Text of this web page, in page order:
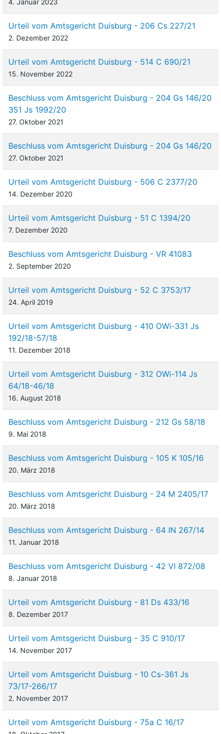
Urteil vom Amtsgericht Duisburg - 206 Cs 227/21
2. Dezember 2022
Urteil vom Amtsgericht Duisburg - 514 C 690/21
15. November 2022
Beschluss vom Amtsgericht Duisburg - 204 Gs 146/20
351 Js 1992/20
27. Oktober 2021
Beschluss vom Amtsgericht Duisburg - 204 Gs 146/20
27. Oktober 2021
Urteil vom Amtsgericht Duisburg - 506 C 2377/20
14. Dezember 2020
Urteil vom Amtsgericht Duisburg - 51 C 1394/20
7. Dezember 2020
Beschluss vom Amtsgericht Duisburg - VR 41083
2. September 2020
Urteil vom Amtsgericht Duisburg - 52 C 3753/17
24. April 2019
Urteil vom Amtsgericht Duisburg - 410 OWi-331 Js
192/18-57/18
11. Dezember 2018
Urteil vom Amtsgericht Duisburg - 312 OWi-114 Js
64/18-46/18
16. August 2018
Beschluss vom Amtsgericht Duisburg - 212 Gs 58/18
9. Mai 2018
Beschluss vom Amtsgericht Duisburg - 105 K 105/16
20. März 2018
Beschluss vom Amtsgericht Duisburg - 24 M 2405/17
20. März 2018
Beschluss vom Amtsgericht Duisburg - 64 IN 267/14
11. Januar 2018
Beschluss vom Amtsgericht Duisburg - 42 VI 872/08
8. Januar 2018
Urteil vom Amtsgericht Duisburg - 81 Ds 433/16
8. Dezember 2017
Urteil vom Amtsgericht Duisburg - 35 C 910/17
14. November 2017
Urteil vom Amtsgericht Duisburg - 10 Cs-361 Js
73/17-266/17
2. November 2017
Urteil vom Amtsgericht Duisburg - 75a C 16/17